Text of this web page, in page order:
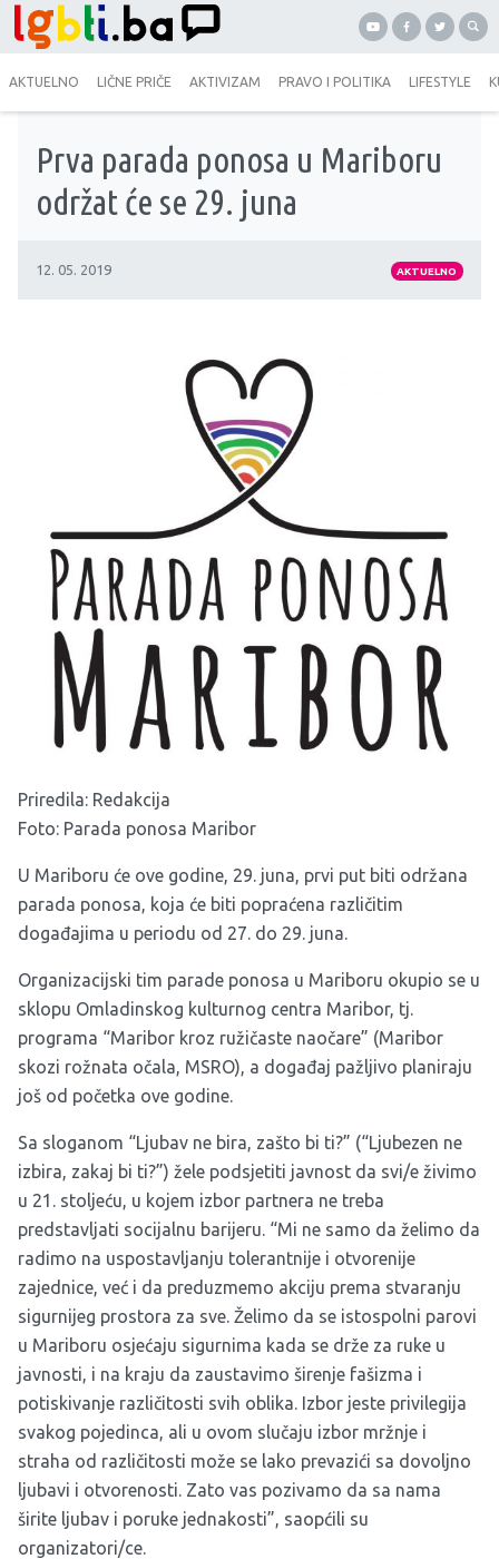
AKTUELNO LIČNE PRIČE AKTIVIZAM PRAVO I POLITIKA LIFESTYLE
Prva parada ponosa u Mariboru
održat će se 29. juna
12. 05. 2019 AKTUELNO
Priredila: Redakcija
Foto: Parada ponosa Maribor
U Mariboru će ove godine, 29. juna, prvi put biti održana
parada ponosa, koja će biti popraćena različitim
događajima u periodu od 27. do 29. juna.
Organizacijski tim parade ponosa u Mariboru okupio se u
sklopu Omladinskog kulturnog centra Maribor, tj.
programa “Maribor kroz ružičaste naočare” (Maribor
skozi rožnata očala, MSRO), a događaj pažljivo planiraju
još od početka ove godine.
Sa sloganom “Ljubav ne bira, zašto bi ti?” (“Ljubezen ne
izbira, zakaj bi ti?”) žele podsjetiti javnost da svi/e živimo
u 21. stoljeću, u kojem izbor partnera ne treba
predstavljati socijalnu barijeru. “Mi ne samo da želimo da
radimo na uspostavljanju tolerantnije i otvorenije
zajednice, već i da preduzmemo akciju prema stvaranju
sigurnijeg prostora za sve. Želimo da se istospolni parovi
u Mariboru osjećaju sigurnima kada se drže za ruke u
javnosti, i na kraju da zaustavimo širenje fašizma i
potiskivanje različitosti svih oblika. Izbor jeste privilegija
svakog pojedinca, ali u ovom slučaju izbor mržnje i
straha od različitosti može se lako prevazići sa dovoljno
ljubavi i otvorenosti. Zato vas pozivamo da sa nama
širite ljubav i poruke jednakosti”, saopćili su
organizatori/ce.